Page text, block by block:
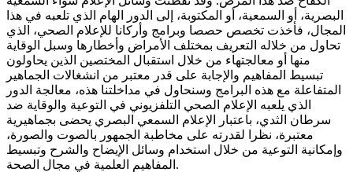
البصرية، أو السمعية، أو المكتوبة، إلى الدور الهام الذي تلعبه في هذا
المجال، فأخذت تخصص حصصا وبرامج وأركانا للإعلام الصحي، الذي
تحاول من خلاله التعريف بمختلف الأمراض وأخطارها وسبل الوقاية
منها أو معالجتهاء من خلال استقبال المختصين الذين يحاولون
تبسيط المفاهيم والإجابة على قدر معتبر من انشغالات الجماهير
المتفاعلة مع هذه البرامج وسنحاول في مداخلتنا هذه، معالجة الدور
الذي يلعبه الإعلام الصحي التلفزيوني في التوعية والوقاية ضد
سرطان الثدي، باعتبار الإعلام السمعي البصري يحضى بجماهيرية
معتبرة، نظرا لقدرته على مخاطبة الجمهور بالصوت والصورة،
وإمكانية التوعية من خلال استخدام وسائل الإيضاح والشرح وتبسيط
المفاهيم العلمية في مجال الصحة.